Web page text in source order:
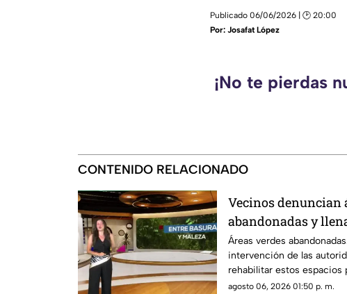
Publicado 06/06/2026 | 🕑 20:00
Por: Josafat López
¡No te pierdas
CONTENIDO RELACIONADO
Vecinos denuncian
abandonadas y
Áreas verdes
intervención de las
rehabilitar estos espacios
agosto 06, 2026 01:50 p. m.